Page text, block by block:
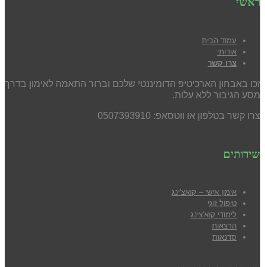
עמוד הבית
אודותי
צרו קשר
זכו באבחון הארכיטיפ הדומיננטי שלכם וברור התאמה לאימון בדרך
מסע הגיבור ללא עלות.
צרו קשר בטלפון או ווטסאפ: 0507393910
שירותים
אימון אישי – קואצ'ינג
טיפול זוגי
לימודי קוא'צינג
הרצאות
סדנאות